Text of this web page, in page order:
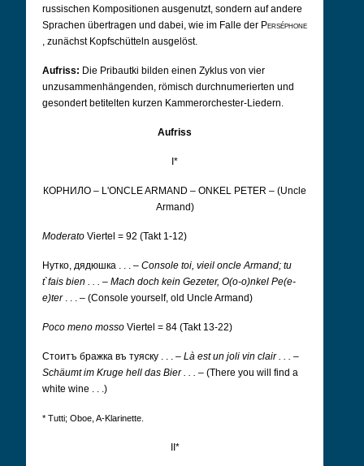
russischen Kompositionen ausgenutzt, sondern auf andere
Sprachen übertragen und dabei, wie im Falle der Perséphone
, zunächst Kopfschütteln ausgelöst.
Aufriss: Die Pribautki bilden einen Zyklus von vier
unzusammenhängenden, römisch durchnumerierten und
gesondert betitelten kurzen Kammerorchester-Liedern.
Aufriss
I*
КОРНИЛО – L'ONCLE ARMAND – ONKEL PETER – (Uncle
Armand)
Moderato Viertel = 92 (Takt 1-12)
Нутко, дядюшка . . . – Console toi, vieil oncle Armand; tu
t`fais bien . . . – Mach doch kein Gezeter, O(o-o)nkel Pe(e-
e)ter. . . – (Console yourself, old Uncle Armand)
Poco meno mosso Viertel = 84 (Takt 13-22)
Cтоитъ бражка въ туяску . . . – Là est un joli vin clair . . . –
Schäumt im Kruge hell das Bier . . . – (There you will find a
white wine . . .)
* Tutti; Oboe, A-Klarinette.
II*